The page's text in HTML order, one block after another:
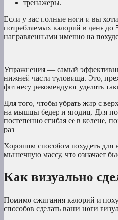
тренажеры.
Если у вас полные ноги и вы
потребляемых калорий в день до
направленными именно на
Упражнения — самый
нижней части туловища. Это,
фитнесу рекомендуют уделять
Для того, чтобы убрать жир с
на мышцы бедер и ягодиц. Для
постепенно сгибая ее в колене,
раз.
Хорошим способом похудеть для
мышечную массу, что означает
Как визуально
Помимо сжигания калорий и
способов сделать ваши ноги